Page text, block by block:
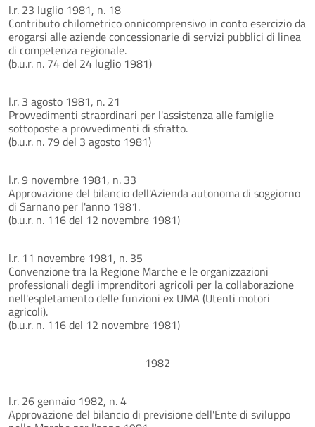
l.r. 23 luglio 1981, n. 18
Contributo chilometrico onnicomprensivo in conto esercizio da
erogarsi alle aziende concessionarie di servizi pubblici di linea
di competenza regionale.
(b.u.r. n. 74 del 24 luglio 1981)
l.r. 3 agosto 1981, n. 21
Provvedimenti straordinari per l'assistenza alle famiglie
sottoposte a provvedimenti di sfratto.
(b.u.r. n. 79 del 3 agosto 1981)
l.r. 9 novembre 1981, n. 33
Approvazione del bilancio dell'Azienda autonoma di soggiorno
di Sarnano per l'anno 1981.
(b.u.r. n. 116 del 12 novembre 1981)
l.r. 11 novembre 1981, n. 35
Convenzione tra la Regione Marche e le organizzazioni
professionali degli imprenditori agricoli per la collaborazione
nell'espletamento delle funzioni ex UMA (Utenti motori
agricoli).
(b.u.r. n. 116 del 12 novembre 1981)
1982
l.r. 26 gennaio 1982, n. 4
Approvazione del bilancio di previsione dell'Ente di sviluppo